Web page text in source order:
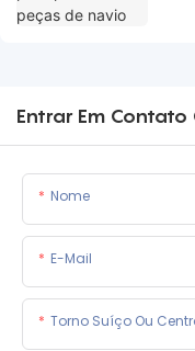
Entrar Em Contato
Nome
E-Mail
Torno Suíço Ou